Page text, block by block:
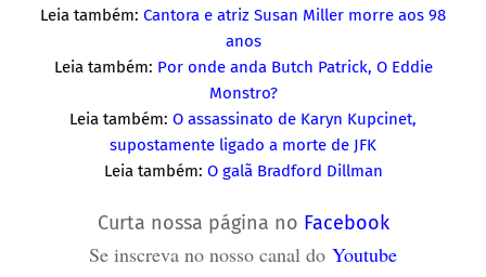
Leia também: Cantora e atriz Susan Miller morre aos 98
anos
Leia também: Por onde anda Butch Patrick, O Eddie
Monstro?
Leia também: O assassinato de Karyn Kupcinet,
supostamente ligado a morte de JFK
Leia também: O galã Bradford Dillman
Curta nossa página no Facebook
Se inscreva no nosso canal do Youtube